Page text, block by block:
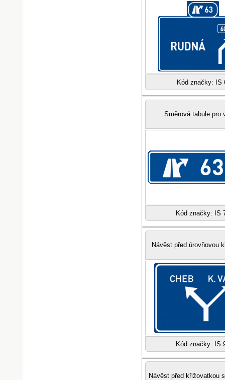
Kód značky: IS
Směrová tabule pro
Kód značky: IS
Návěst před úrovňovou
Kód značky: IS
Návěst před křižovatkou